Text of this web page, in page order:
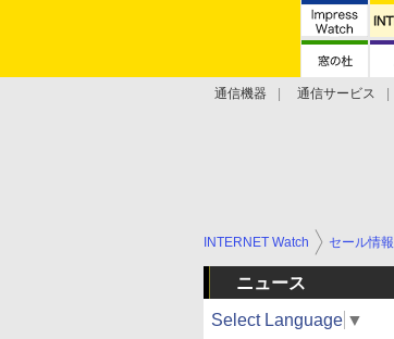
通信機器 通信サービス
INTERNET Watch セール情報
ニュース
Select Language ▼